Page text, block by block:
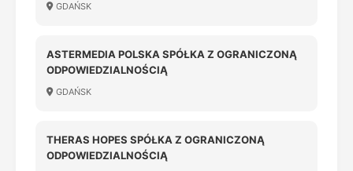
GDAŃSK
ASTERMEDIA POLSKA SPÓŁKA Z OGRANICZONĄ
ODPOWIEDZIALNOŚCIĄ
GDAŃSK
THERAS HOPES SPÓŁKA Z OGRANICZONĄ
ODPOWIEDZIALNOŚCIĄ